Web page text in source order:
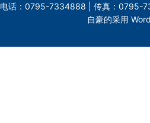
电话：0795-7334888 | 传真：0795-
自豪的采用